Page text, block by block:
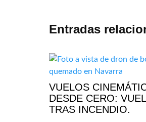
Entradas
VUELOS
DESDE CERO:
TRAS INCENDIO.